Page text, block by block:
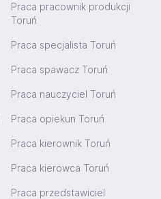
Praca pracownik produkcji
Toruń
Praca specjalista Toruń
Praca spawacz Toruń
Praca nauczyciel Toruń
Praca opiekun Toruń
Praca kierownik Toruń
Praca kierowca Toruń
Praca przedstawiciel